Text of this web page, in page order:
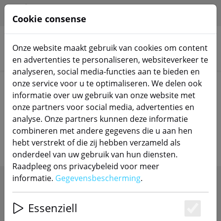
Zoek producten
Home Schakelaars
Smart Home-schakelaars & -
displays
Cookie consense
Onze website maakt gebruik van cookies om content
en advertenties te personaliseren, websiteverkeer te
analyseren, social media-functies aan te bieden en
onze service voor u te optimaliseren. We delen ook
informatie over uw gebruik van onze website met
onze partners voor social media, advertenties en
analyse. Onze partners kunnen deze informatie
combineren met andere gegevens die u aan hen
hebt verstrekt of die zij hebben verzameld als
onderdeel van uw gebruik van hun diensten.
Raadpleeg ons privacybeleid voor meer
informatie. Gegevensbescherming.
Essenziell